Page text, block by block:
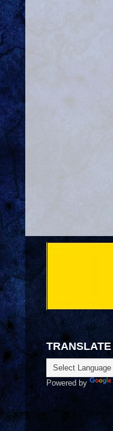
TRANSLATE
Powered by